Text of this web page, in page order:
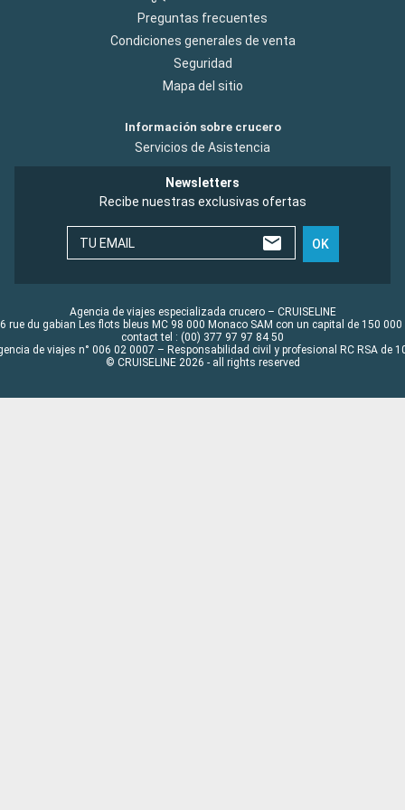
Preguntas frecuentes
Condiciones generales de venta
Seguridad
Mapa del sitio
Información sobre crucero
Servicios de Asistencia
Newsletters
Recibe nuestras exclusivas ofertas
TU EMAIL OK
Agencia de viajes especializada crucero – CRUISELINE
rue du gabian Les flots bleus MC 98 000 Monaco SAM con un capital de 150 000
contact tel : (00) 377 97 97 84 50
de viajes n° 006 02 0007 – Responsabilidad civil y profesional RC RSA de
© CRUISELINE 2026 - all rights reserved